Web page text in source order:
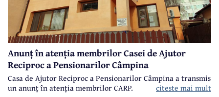
Anunț în atenția membrilor Casei de Ajutor
Reciproc a Pensionarilor Câmpina
Casa de Ajutor Reciproc a Pensionarilor Câmpina a transmis
un anunț în atenția membrilor CARP.
citeste mai mult